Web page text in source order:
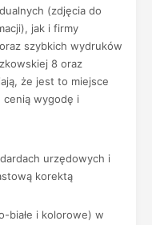
(zdjęcia do
jak i firmy
szybkich wydruków
8 oraz
że jest to miejsce
wygodę i
urzędowych i
korektą
białe i kolorowe) w